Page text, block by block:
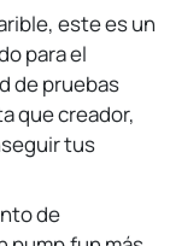
este es un
para el
de pruebas
que creador,
tus
de